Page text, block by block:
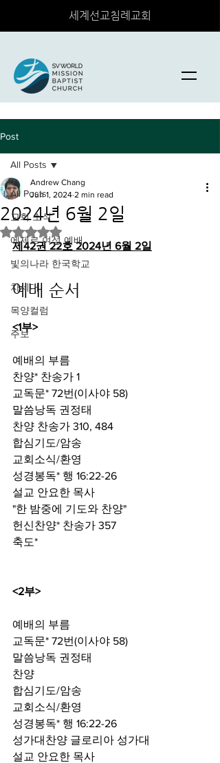
세계선교침례교회
Post
All Posts
교회 소식
에제르 여성 예배
빛의나라 한국학교
차세대
목양컬럼
주보
All Posts
2024년 6월 2일
Andrew Chang
Jun 1, 2024 2 min read
Rated NaN out of 5 stars.
제42권 22호 2024년 6월 2일
예배 순서
<1부>
예배의 부름
찬양* 찬송가 1
교독문* 72번(이사야 58)
말씀낭독 권정태
찬양 찬송가 310, 484
합심기도/암송
교회소식/환영
성경봉독* 행 16:22-26
설교 안요한 목사
"한 밤중에 기도와 찬양"
헌신찬양* 찬송가 357
축도*
<2부>
예배의 부름
교독문* 72번(이사야 58)
말씀낭독 권정태
찬양
합심기도/암송
교회소식/환영
성경봉독* 행 16:22-26
성가대찬양 글로리아 성가대
설교 안요한 목사